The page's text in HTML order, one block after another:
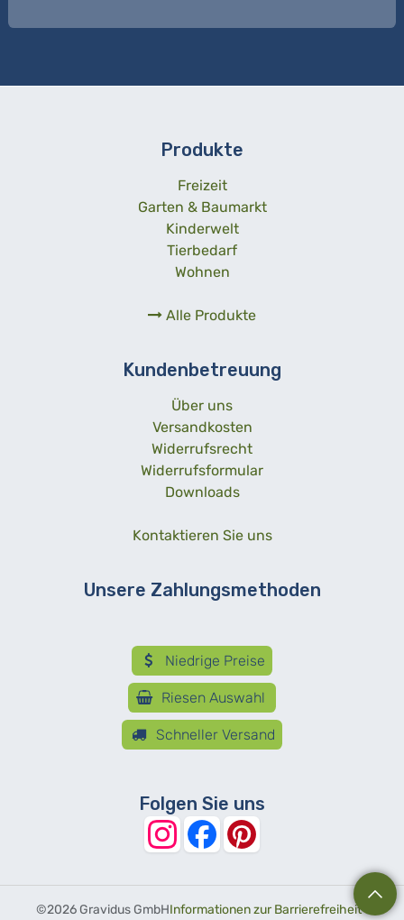
Produkte
Freizeit
Garten & Baumarkt
Kinderwelt
Tierbedarf
Wohnen
Alle Produkte
Kundenbetreuung
Über uns
Versandkosten
Widerrufsrecht
Widerrufsformular
Downloads
Kontaktieren Sie uns
Unsere Zahlungsmethoden
Niedrige Preise
Riesen Auswahl
Schneller Versand
Folgen Sie uns
©2026 Gravidus GmbHInformationen zur Barrierefreiheit-